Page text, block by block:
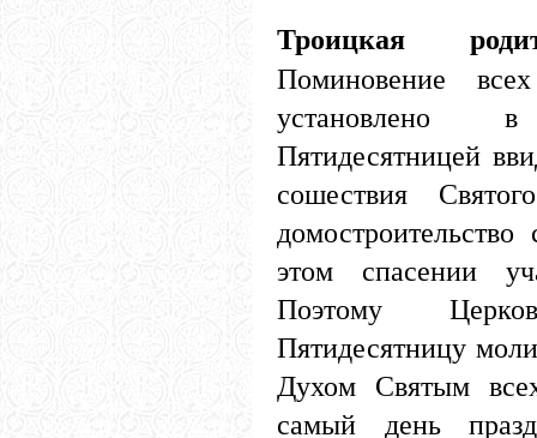
Троицкая
Поминовение
установлено
Пятидесятницей
сошествия
этом спасении
Поэтому
Пятидесятницу
Духом Святым
самый день